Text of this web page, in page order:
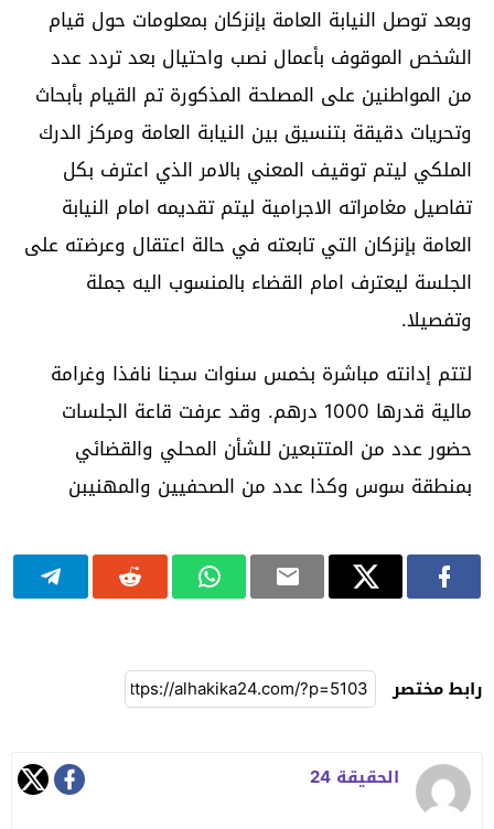
وبعد توصل النيابة العامة بإنزكان بمعلومات حول قيام
الشخص الموقوف بأعمال نصب واحتيال بعد تردد عدد
من المواطنين على المصلحة المذكورة تم القيام بأبحاث
وتحريات دقيقة بتنسيق بين النيابة العامة ومركز الدرك
الملكي ليتم توقيف المعني بالامر الذي اعترف بكل
تفاصيل مغامراته الاجرامية ليتم تقديمه امام النيابة
العامة بإنزكان التي تابعته في حالة اعتقال وعرضته على
الجلسة ليعترف امام القضاء بالمنسوب اليه جملة
وتفصيلا.
لتتم إدانته مباشرة بخمس سنوات سجنا نافذا وغرامة
مالية قدرها 1000 درهم. وقد عرفت قاعة الجلسات
حضور عدد من المتتبعين للشأن المحلي والقضائي
بمنطقة سوس وكذا عدد من الصحفيين والمهنيبن
رابط مختصر
الحقيقة 24